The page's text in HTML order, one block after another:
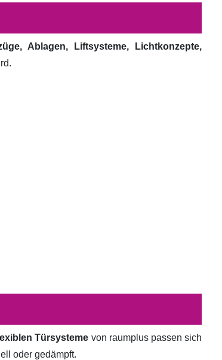
Ablagen, Liftsysteme, Lichtkonzepte,
Türsysteme von raumplus passen sich
oder gedämpft.